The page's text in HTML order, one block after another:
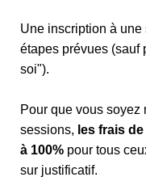
Une inscription à
étapes prévues (sauf
soi").
Pour que vous
sessions, les frais
à 100% pour tous
sur justificatif.